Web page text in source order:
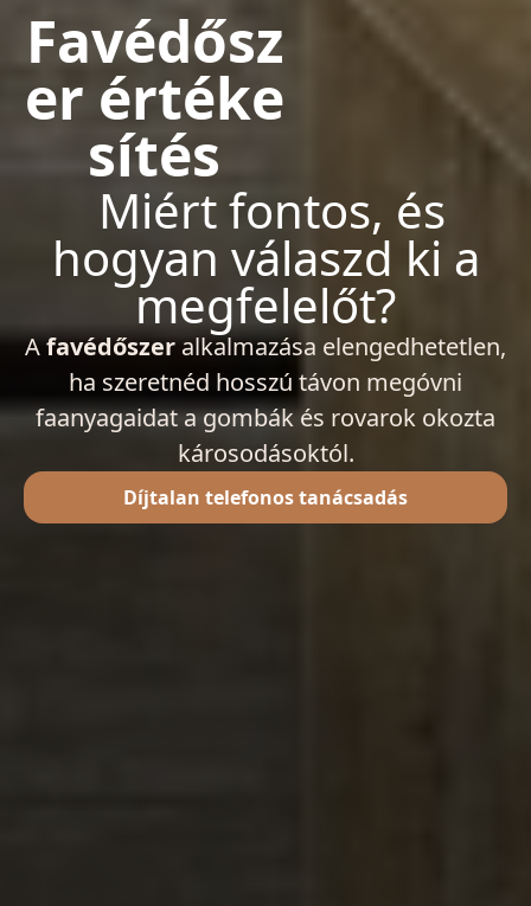
Favédősz
er értéke
sítés
Miért fontos, és
hogyan válaszd ki a
megfelelőt?
Afavédőszeralkalmazása elengedhetetlen,
ha szeretnéd hosszú távon megóvni
faanyagaidat a gombák és rovarok okozta
károsodásoktól.
Díjtalan telefonos tanácsadás